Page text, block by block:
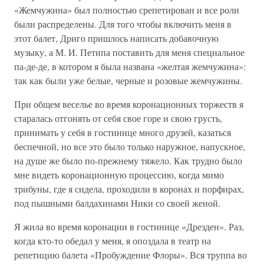
«Жемчужина» был полностью срепетирован и все роли
были распределены. Для того чтобы включить меня в
этот балет, Дриго пришлось написать добавочную
музыку, а М. И. Петипа поставить для меня специальное
па-де-де, в котором я была названа «желтая жемчужина»:
так как были уже белые, черные и розовые жемчужины.
При общем веселье во время коронационных торжеств я
старалась отгонять от себя свое горе и свою грусть,
принимать у себя в гостинице много друзей, казаться
беспечной, но все это было только наружное, напускное,
на душе же было по-прежнему тяжело. Как трудно было
мне видеть коронационную процессию, когда мимо
трибуны, где я сидела, проходили в коронах и порфирах,
под пышными балдахинами Ники со своей женой.
Я жила во время коронации в гостинице «Дрезден». Раз,
когда кто-то обедал у меня, я опоздала в театр на
репетицию балета «Пробуждение Флоры». Вся труппа во